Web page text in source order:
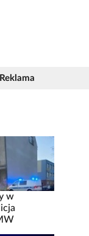
Reklama
w